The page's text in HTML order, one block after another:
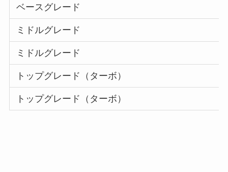
ベースグレード
ミドルグレード
ミドルグレード
トップグレード（ターボ）
トップグレード（ターボ）